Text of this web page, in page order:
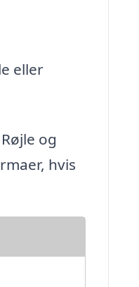
eller
og
hvis